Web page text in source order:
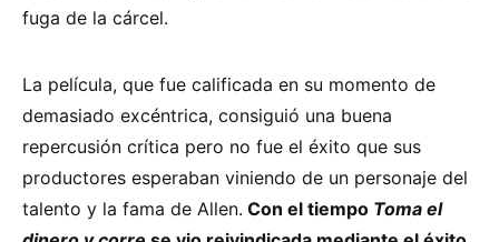
fuga de la cárcel.
La película, que fue calificada en su momento de
demasiado excéntrica, consiguió una buena
repercusión crítica pero no fue el éxito que sus
productores esperaban viniendo de un personaje del
talento y la fama de Allen. Con el tiempo Toma el